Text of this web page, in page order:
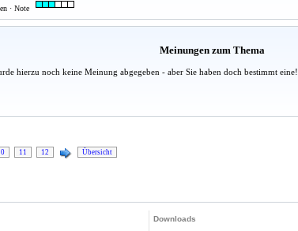
· Note
Meinungen zum Thema
hierzu noch keine Meinung abgegeben - aber Sie haben doch bestimmt eine!
11 12 Übersicht
Downloads